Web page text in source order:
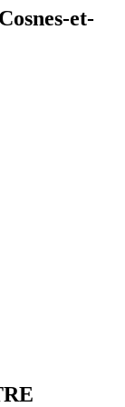
Cosnes-et-